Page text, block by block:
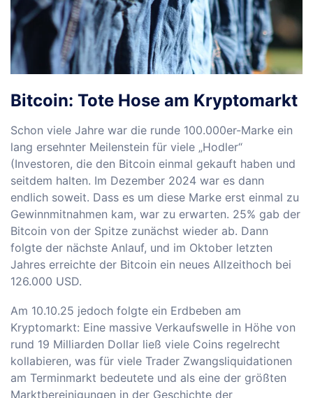
Bitcoin: Tote Hose am Kryptomarkt
Schon viele Jahre war die runde 100.000er-Marke ein
lang ersehnter Meilenstein für viele „Hodler“
(Investoren, die den Bitcoin einmal gekauft haben und
seitdem halten. Im Dezember 2024 war es dann
endlich soweit. Dass es um diese Marke erst einmal zu
Gewinnmitnahmen kam, war zu erwarten. 25% gab der
Bitcoin von der Spitze zunächst wieder ab. Dann
folgte der nächste Anlauf, und im Oktober letzten
Jahres erreichte der Bitcoin ein neues Allzeithoch bei
126.000 USD.
Am 10.10.25 jedoch folgte ein Erdbeben am
Kryptomarkt: Eine massive Verkaufswelle in Höhe von
rund 19 Milliarden Dollar ließ viele Coins regelrecht
kollabieren, was für viele Trader Zwangsliquidationen
am Terminmarkt bedeutete und als eine der größten
Marktbereinigungen in der Geschichte der